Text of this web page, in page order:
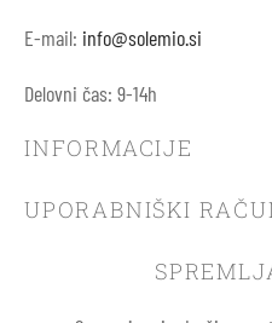
E-mail: info@solemio.si
Delovni čas: 9-14h
INFORMACIJE
UPORABNIŠKI